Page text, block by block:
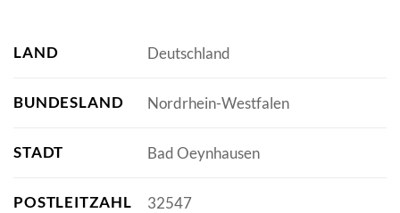
LAND Deutschland
BUNDESLAND Nordrhein-Westfalen
STADT Bad Oeynhausen
POSTLEITZAHL 32547